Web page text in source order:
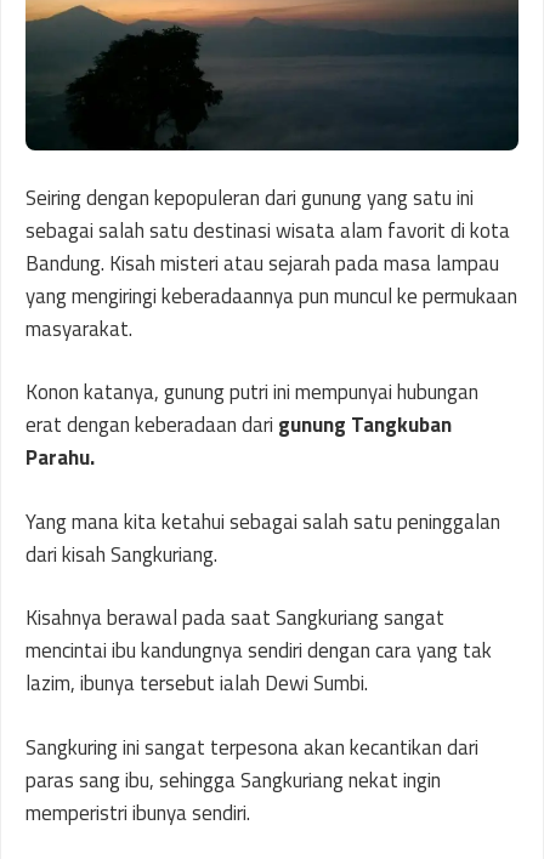
Seiring dengan kepopuleran dari gunung yang satu ini
sebagai salah satu destinasi wisata alam favorit di kota
Bandung. Kisah misteri atau sejarah pada masa lampau
yang mengiringi keberadaannya pun muncul ke permukaan
masyarakat.
Konon katanya, gunung putri ini mempunyai hubungan
erat dengan keberadaan dari gunung Tangkuban
Parahu.
Yang mana kita ketahui sebagai salah satu peninggalan
dari kisah Sangkuriang.
Kisahnya berawal pada saat Sangkuriang sangat
mencintai ibu kandungnya sendiri dengan cara yang tak
lazim, ibunya tersebut ialah Dewi Sumbi.
Sangkuring ini sangat terpesona akan kecantikan dari
paras sang ibu, sehingga Sangkuriang nekat ingin
memperistri ibunya sendiri.